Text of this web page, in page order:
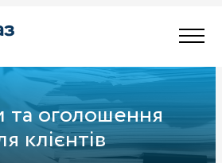
оголошення
клієнтів